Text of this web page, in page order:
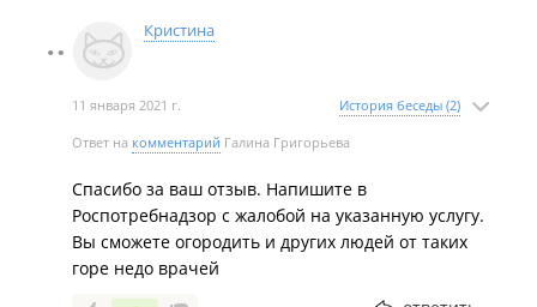
Кристина
11 января 2021 г. История беседы (2)
Ответ на комментарий Галина Григорьева
Спасибо за ваш отзыв. Напишите в
Роспотребнадзор с жалобой на указанную услугу.
Вы сможете огородить и других людей от таких
горе недо врачей